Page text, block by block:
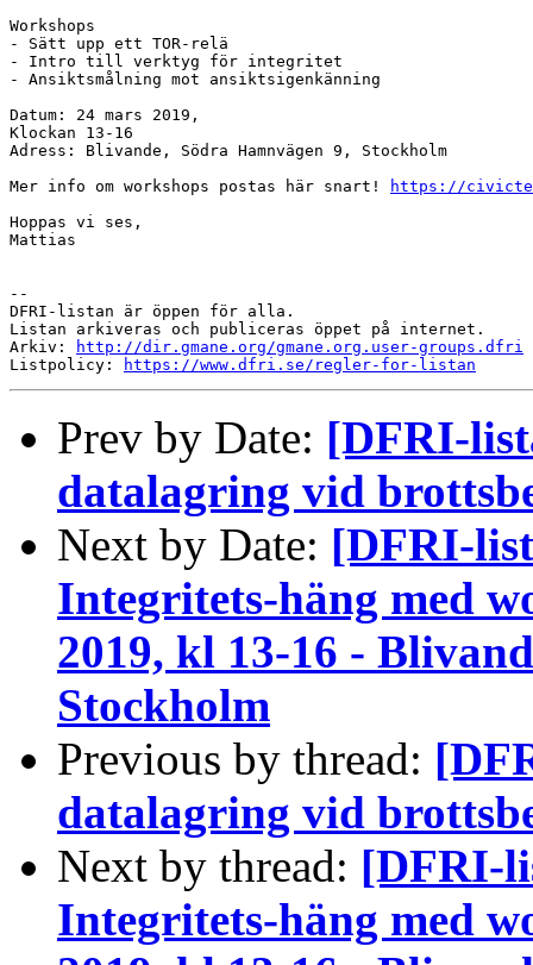
Workshops
- Sätt upp ett TOR-relä
- Intro till verktyg för integritet
- Ansiktsmålning mot ansiktsigenkänning
Datum: 24 mars 2019,
Klockan 13-16
Adress: Blivande, Södra Hamnvägen 9, Stockholm
Mer info om workshops postas här snart!
https://
Hoppas vi ses,
Mattias
--
DFRI-listan är öppen för alla.
Listan arkiveras och publiceras öppet på internet.
Arkiv:
http://dir.gmane.org/gmane.org.user-groups.dfri
Listpolicy:
https://www.dfri.se/regler-for-listan
Prev by Date: [DFRI-
datalagring vid
Next by Date: [DFRI-
Integritets-häng med
2019, kl 13-16 -
Stockholm
Previous by thread:
datalagring vid
Next by thread: [DFRI-
Integritets-häng med